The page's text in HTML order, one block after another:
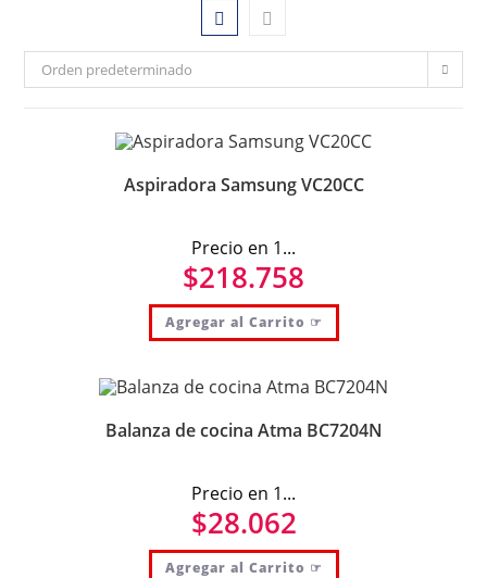
Orden predeterminado
Aspiradora Samsung VC20CC
Precio en 1...
$218.758
Agregar al Carrito ☞
Balanza de cocina Atma BC7204N
Precio en 1...
$28.062
Agregar al Carrito ☞